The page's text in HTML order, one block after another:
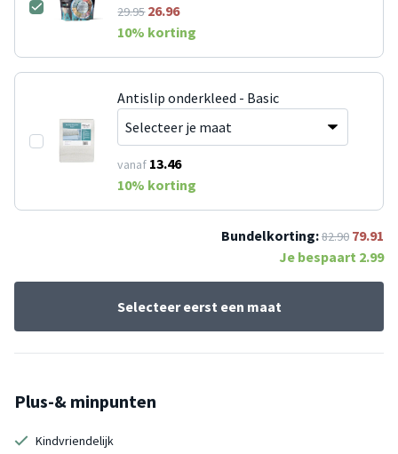
29.9526.96
10% korting
Antislip onderkleed - Basic
vanaf 13.46
10% korting
Bundelkorting:82.90 79.91
Je bespaart 2.99
Selecteer eerst een maat
Plus-& minpunten
Kindvriendelijk